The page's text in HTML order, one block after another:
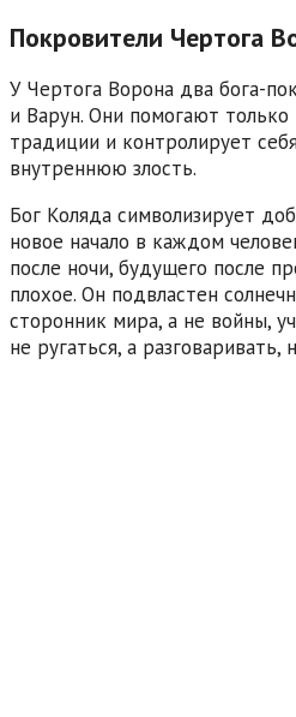
Покровители Чертога
У Чертога Ворона два бога-
и Варун. Они помогают только
традиции и контролирует
внутреннюю злость.
Бог Коляда символизирует
новое начало в каждом
после ночи, будущего после
плохое. Он подвластен
сторонник мира, а не войны,
не ругаться, а разговаривать,